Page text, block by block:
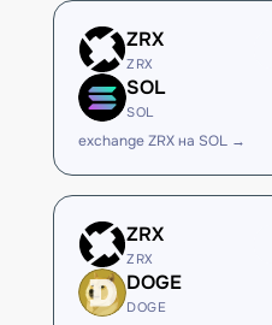
ZRX
ZRX
SOL
SOL
exchange ZRX на SOL →
ZRX
ZRX
DOGE
DOGE